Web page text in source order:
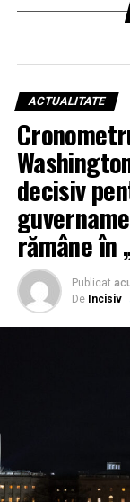
ACTUALITATE
decisiv
rămâne în
Publicat
De Incisiv